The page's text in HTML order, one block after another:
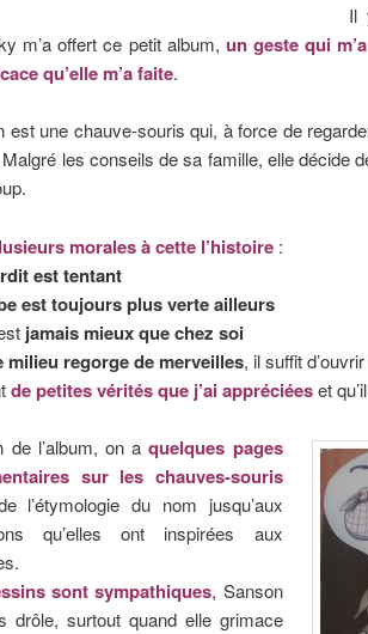
Il
m’a offert ce petit album, un geste qui
qu’elle m’a faite.
est une chauve-souris qui, à force de
les conseils de sa famille, elle décide
morales à cette l’histoire :
est tentant
est toujours plus verte ailleurs
jamais mieux que chez soi
milieu regorge de merveilles, il suffit
de petites vérités que j’ai appréciéeset
de l’album, on aquelques pages
sur les chauves-souris
l’étymologie du nom jusqu’aux
qu’elles ont inspirées aux
sont sympathiques, Sanson
drôle, surtout quand elle grimace